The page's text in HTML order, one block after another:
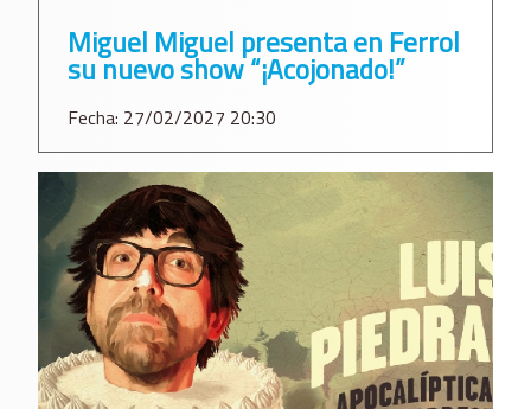
Miguel Miguel presenta en Ferrol
su nuevo show “¡Acojonado!”
Fecha: 27/02/2027 20:30